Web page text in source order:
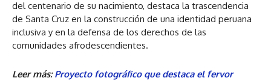
del centenario de su nacimiento, destaca la trascendencia
de Santa Cruz en la construcción de una identidad peruana
inclusiva y en la defensa de los derechos de las
comunidades afrodescendientes.
Leer más:Proyecto fotográfico que destaca el fervor